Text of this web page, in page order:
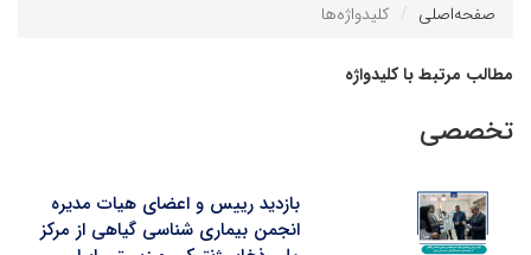
صفحه‌اصلی
کلیدواژه‌ها
مطالب مرتبط با کلیدواژه
تخصصی
بازدید رییس و اعضای هیات مدیره
انجمن بیماری شناسی گیاهی از مرکز